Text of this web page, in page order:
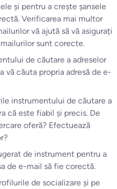
și pentru a crește șansele
Verificarea mai multor
vă ajută să vă asigurați
sunt corecte.
de căutare a adreselor
căuta propria adresă de e-
instrumentului de căutare a
că este fiabil și precis. De
oferă? Efectuează
de instrument pentru a
de e-mail să fie corectă.
de socializare și pe